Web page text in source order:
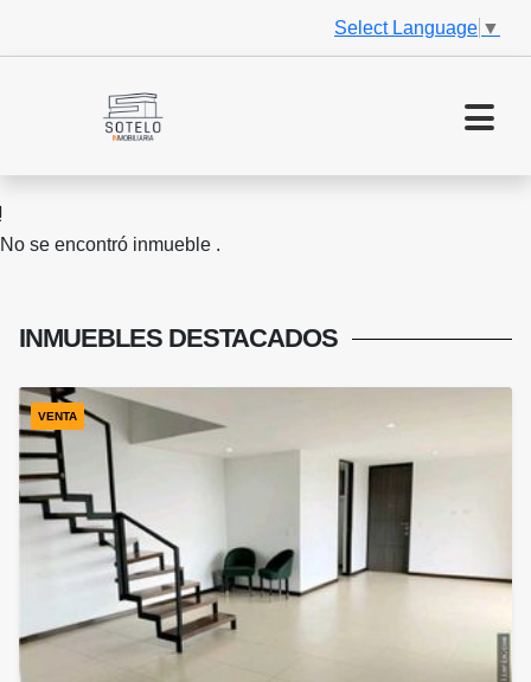
Select Language ▼
No se encontró inmueble .
INMUEBLES DESTACADOS
VENTA